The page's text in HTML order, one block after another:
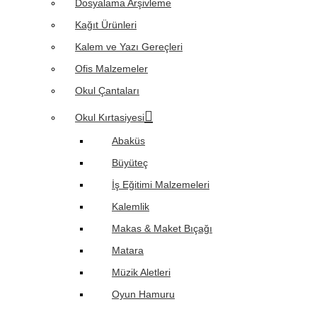
Dosyalama Arşivleme
Kağıt Ürünleri
Kalem ve Yazı Gereçleri
Ofis Malzemeler
Okul Çantaları
Okul Kırtasiyesi
Abaküs
Büyüteç
İş Eğitimi Malzemeleri
Kalemlik
Makas & Maket Bıçağı
Matara
Müzik Aletleri
Oyun Hamuru